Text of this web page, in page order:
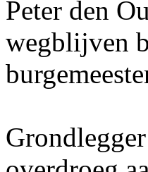
Peter den
wegblijven